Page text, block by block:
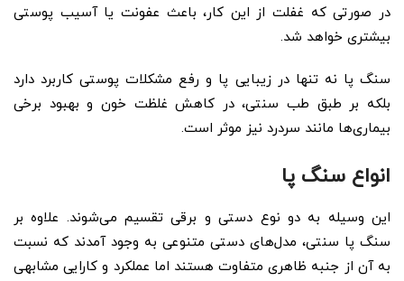
در صورتی که غفلت از این کار، باعث عفونت یا آسیب پوستی
بیشتری خواهد شد.
سنگ پا نه تنها در زیبایی پا و رفع مشکلات پوستی کاربرد دارد
بلکه بر طبق طب سنتی، در کاهش غلظت خون و بهبود برخی
بیماری‌ها مانند سردرد نیز موثر است.
انواع سنگ پا
این وسیله به دو نوع دستی و برقی تقسیم می‌شوند. علاوه بر
سنگ پا سنتی، مدل‌های دستی متنوعی به وجود آمدند که نسبت
به آن از جنبه ظاهری متفاوت هستند اما عملکرد و کارایی مشابهی